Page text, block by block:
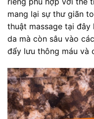
mang lại sự thư giãn
thuật massage tại
da mà còn sâu vào
đẩy lưu thông máu và